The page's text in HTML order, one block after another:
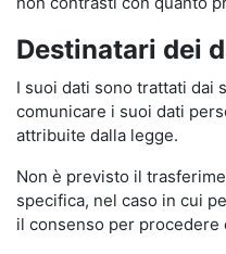
Destinatari dei
I suoi dati sono trattati dai
comunicare i suoi dati
attribuite dalla legge.
Non è previsto il
specifica, nel caso in cui
il consenso per